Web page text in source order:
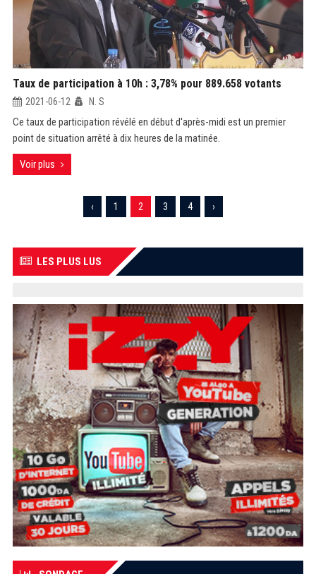
Taux de participation à 10h : 3,78% pour 889.658 votants
2021-06-12 N. S
Ce taux de participation révélé en début d'après-midi est un premier
point de situation arrêté à dix heures de la matinée.
Voir plus
‹ 1 2 3 4 ›
LES PLUS LUS